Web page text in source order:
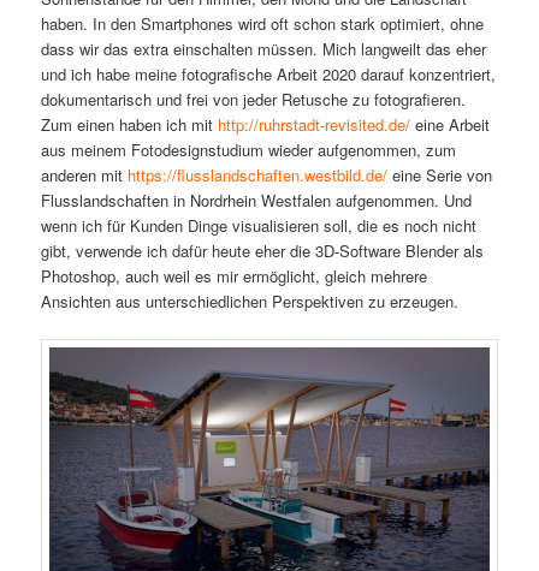
haben. In den Smartphones wird oft schon stark optimiert, ohne
dass wir das extra einschalten müssen. Mich langweilt das eher
und ich habe meine fotografische Arbeit 2020 darauf konzentriert,
dokumentarisch und frei von jeder Retusche zu fotografieren.
Zum einen haben ich mit http://ruhrstadt-revisited.de/ eine Arbeit
aus meinem Fotodesignstudium wieder aufgenommen, zum
anderen mit https://flusslandschaften.westbild.de/ eine Serie von
Flusslandschaften in Nordrhein Westfalen aufgenommen. Und
wenn ich für Kunden Dinge visualisieren soll, die es noch nicht
gibt, verwende ich dafür heute eher die 3D-Software Blender als
Photoshop, auch weil es mir ermöglicht, gleich mehrere
Ansichten aus unterschiedlichen Perspektiven zu erzeugen.